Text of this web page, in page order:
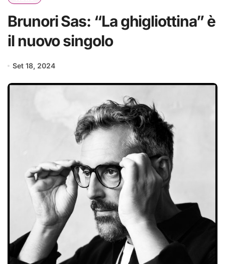
Brunori Sas: “La ghigliottina” è
il nuovo singolo
Set 18, 2024